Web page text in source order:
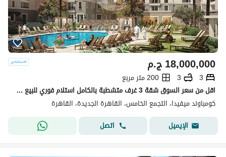
ج.م18,000,000
3
3
200 متر مربع
اقل من سعر السوق شقة 3 غرف متشطبة بالكامل استلام فوري للبيع في كمباوند ميفيدا اعمار التجمع الخامس القاهرة الجديدة
كومباوند ميفيدا، التجمع الخامس، القاهرة الجديدة، القاهرة
الإيميل
اتصل